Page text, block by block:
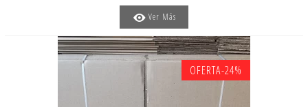
Ver Más
OFERTA-24%